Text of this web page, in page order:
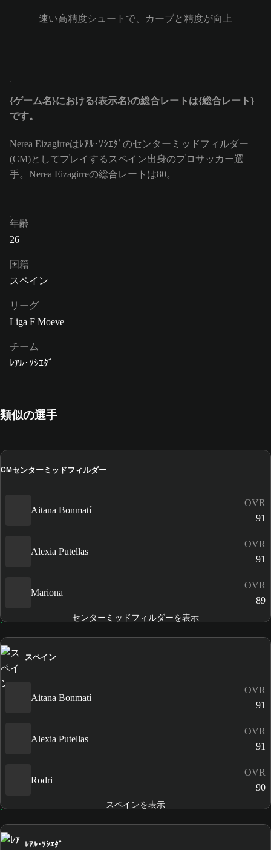
速い高精度シュートで、カーブと精度が向上
{ゲーム名}における{表示名}の総合レートは{総合レート}
です。
Nerea Eizagirreはﾚｱﾙ･ｿｼｴﾀﾞのセンターミッドフィルダー
(CM)としてプレイするスペイン出身のプロサッカー選
手。Nerea Eizagirreの総合レートは80。
年齢
26
国籍
スペイン
リーグ
Liga F Moeve
チーム
ﾚｱﾙ･ｿｼｴﾀﾞ
類似の選手
CMセンターミッドフィルダー
Aitana Bonmatí
OVR
91
Alexia Putellas
OVR
91
Mariona
OVR
89
センターミッドフィルダーを表示
スペイン
Aitana Bonmatí
OVR
91
Alexia Putellas
OVR
91
Rodri
OVR
90
スペインを表示
ﾚｱﾙ･ｿｼｴﾀﾞ